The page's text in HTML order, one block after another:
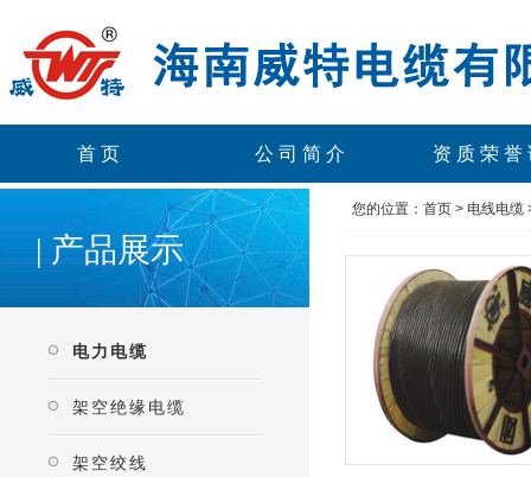
首页 公司简介 资质荣
| 产品展示
电力电缆
架空绝缘电缆
架空绞线
您的位置： 首页 > 电线电缆